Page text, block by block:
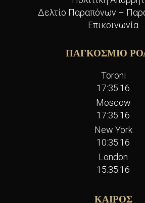
Δελτίο Παραπόνων –
Επικοινωνία
ΠΑΓΚΟΣΜΙΟ
Toroni
17:35:17
Moscow
17:35:17
New York
10:35:17
London
15:35:17
ΚΑΙΡΟΣ